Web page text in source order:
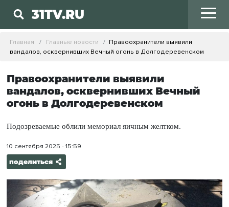
31TV.RU
Главная Главные новости
Правоохранители выявили
вандалов, осквернивших Вечный огонь в Долгодеревенском
Правоохранители выявили
вандалов, осквернивших Вечный
огонь в Долгодеревенском
Подозреваемые облили мемориал яичным желтком.
10 сентября 2025 - 15:59
поделиться